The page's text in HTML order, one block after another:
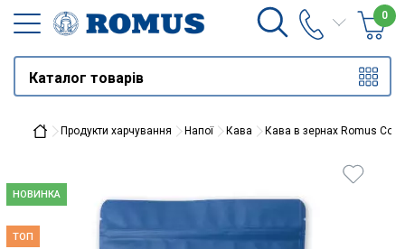
0
Каталог товарів
Продукти харчування Напої Кава Кава в зернах Romus
НОВИНКА
ТОП